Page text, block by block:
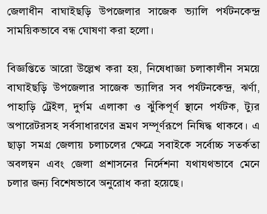
জেলাধীন বাঘাইছড়ি উপজেলার সাজেক ভ্যালি পর্যটনকেন্দ্র
সাময়িকভাবে বন্ধ ঘোষণা করা হলো।
বিজ্ঞপ্তিতে আরো উল্লেখ করা হয়, নিষেধাজ্ঞা চলাকালীন সময়ে
বাঘাইছড়ি উপজেলার সাজেক ভ্যালির সব পর্যটনকেন্দ্র, ঝর্ণা,
পাহাড়ি ট্রেইল, দুর্গম এলাকা ও ঝুঁকিপূর্ণ স্থানে পর্যটক, ট্যুর
অপারেটরসহ সর্বসাধারণের ভ্রমণ সম্পূর্ণরূপে নিষিদ্ধ থাকবে। এ
ছাড়া সমগ্র জেলায় চলাচলের ক্ষেত্রে সবাইকে সর্বোচ্চ সতর্কতা
অবলম্বন এবং জেলা প্রশাসনের নির্দেশনা যথাযথভাবে মেনে
চলার জন্য বিশেষভাবে অনুরোধ করা হয়েছে।